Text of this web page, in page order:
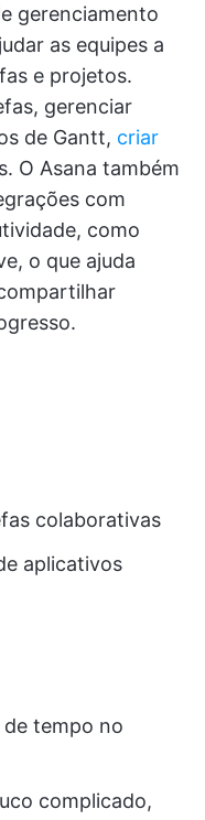
gerenciamento
as equipes a
e projetos.
gerenciar
de Gantt, criar
O Asana também
com
como
o que ajuda
colaborativas
aplicativos
tempo no
complicado,